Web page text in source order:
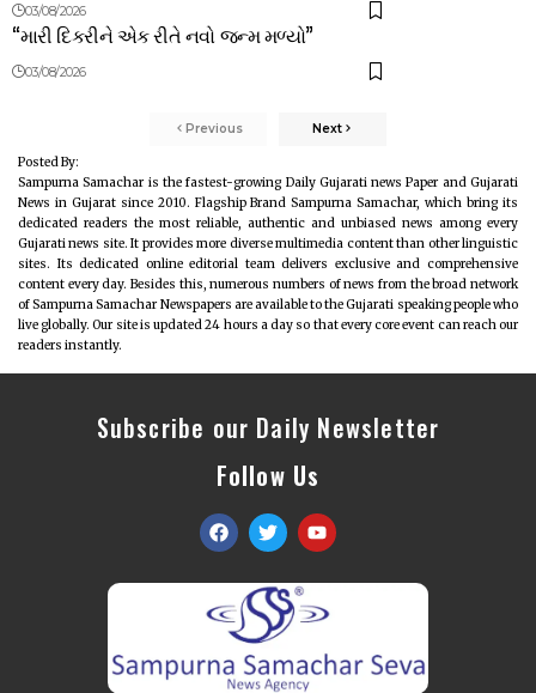
03/08/2026
“મારી દિકરીને એક રીતે નવો જન્મ મળ્યો”
03/08/2026
Previous Next
Posted By:
Sampurna Samachar is the fastest-growing Daily Gujarati news Paper and Gujarati
News in Gujarat since 2010. Flagship Brand Sampurna Samachar, which bring its
dedicated readers the most reliable, authentic and unbiased news among every
Gujarati news site. It provides more diverse multimedia content than other linguistic
sites. Its dedicated online editorial team delivers exclusive and comprehensive
content every day. Besides this, numerous numbers of news from the broad network
of Sampurna Samachar Newspapers are available to the Gujarati speaking people who
live globally. Our site is updated 24 hours a day so that every core event can reach our
readers instantly.
Subscribe our Daily Newsletter
Follow Us